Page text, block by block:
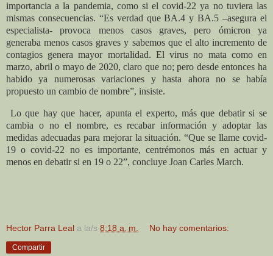
importancia a la pandemia, como si el covid-22 ya no tuviera las
mismas consecuencias. “Es verdad que BA.4 y BA.5 –asegura el
especialista- provoca menos casos graves, pero ómicron ya
generaba menos casos graves y sabemos que el alto incremento de
contagios genera mayor mortalidad. El virus no mata como en
marzo, abril o mayo de 2020, claro que no; pero desde entonces ha
habido ya numerosas variaciones y hasta ahora no se había
propuesto un cambio de nombre”, insiste.
Lo que hay que hacer, apunta el experto, más que debatir si se
cambia o no el nombre, es recabar información y adoptar las
medidas adecuadas para mejorar la situación. “Que se llame covid-
19 o covid-22 no es importante, centrémonos más en actuar y
menos en debatir si en 19 o 22”, concluye Joan Carles March.
Hector Parra Leal a la/s 8:18 a. m. No hay comentarios:
Compartir